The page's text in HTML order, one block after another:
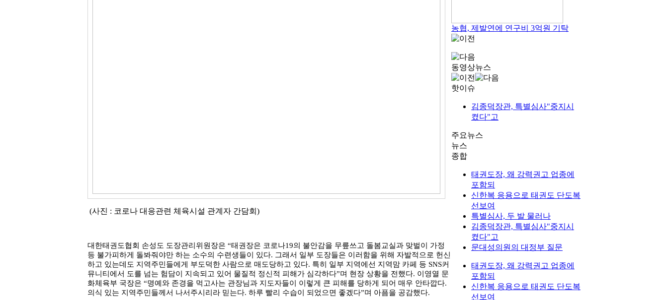
(사진 : 코로나 대응관련 체육시설 관계자 간담회)
대한태권도협회 손성도 도장관리위원장은 “태권장은 코로나19의 불안감을 무릎쓰고 돌봄교실과 맞벌이 가정
등 불가피하게 돌봐줘야만 하는 소수의 수련생들이 있다. 그래서 일부 도장들은 이러함을 위해 자발적으로 헌신
하고 있는데도 지역주민들에게 부도덕한 사람으로 매도당하고 있다. 특히 일부 지역에선 지역맘 카페 등 SNS커
뮤니티에서 도를 넘는 험담이 지속되고 있어 물질적 정신적 피해가 심각하다”며 현장 상황을 전했다. 이영열 문
화체육부 국장은 “명예와 존경을 먹고사는 관장님과 지도자들이 이렇게 큰 피해를 당하게 되어 매우 안타깝다.
의식 있는 지역주민들께서 나서주시리라 믿는다. 하루 빨리 수습이 되었으면 좋겠다”며 아픔을 공감했다.
농협, 제발연에 연구비 3억원 기탁
동영상뉴스
핫이슈
김종덕장관, 특별심사"중지시
켰다"고
주요뉴스
뉴스
종합
태권도장, 왜 강력권고 업종에
포함되
신한복 응용으로 태권도 단도복
선보여
특별심사, 두 발 물러나
김종덕장관, 특별심사"중지시
켰다"고
문대성의원의 대정부 질문
태권도장, 왜 강력권고 업종에
포함되
신한복 응용으로 태권도 단도복
선보여